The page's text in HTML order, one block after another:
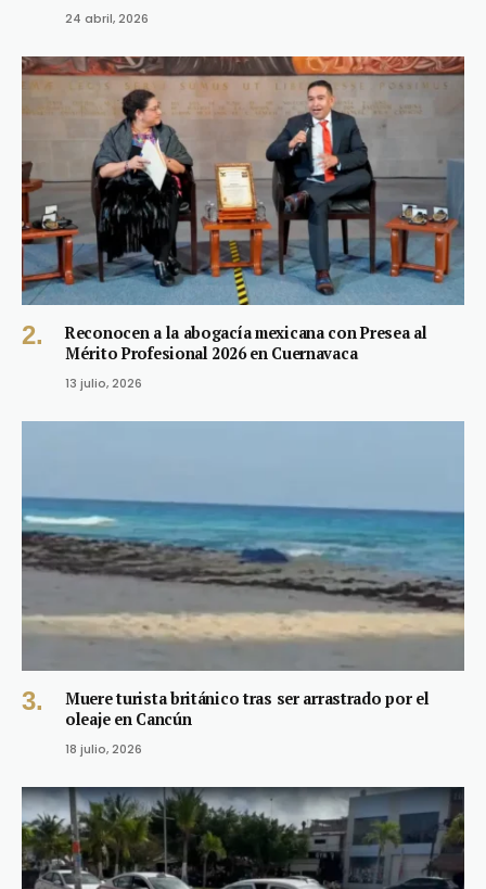
24 abril, 2026
Reconocen a la abogacía mexicana con Presea al
Mérito Profesional 2026 en Cuernavaca
13 julio, 2026
Muere turista británico tras ser arrastrado por el
oleaje en Cancún
18 julio, 2026